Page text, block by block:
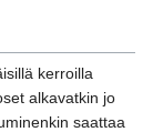
kerroilla
alkavatkin jo
saattaa